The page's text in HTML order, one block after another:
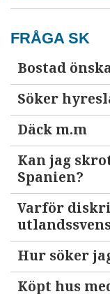
FRÅGA SK
Bostad
Söker
Däck m.m
Kan jag
Spanien?
Varför
Hur söker
Köpt hus